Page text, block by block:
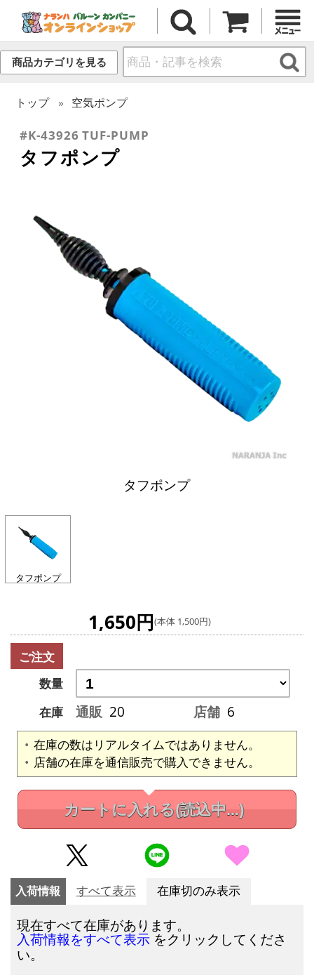
商品カテゴリを見る
トップ 空気ポンプ
#K-43926 TUF-PUMP
タフポンプ
タフポンプ
タフポンプ
1,650円(本体 1,500円)
ご注文
数量
在庫
通販 20 店舗 6
在庫の数はリアルタイムではありません。
店舗の在庫を通信販売で購入できません。
カートに入れる(読込中...)
入荷情報 すべて表示 在庫切のみ表示
現在すべて在庫があります。
入荷情報をすべて表示 をクリックしてくださ
い。